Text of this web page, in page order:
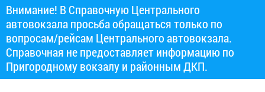
Внимание! В Справочную Центрального
автовокзала просьба обращаться только по
вопросам/рейсам Центрального автовокзала.
Справочная не предоставляет информацию по
Пригородному вокзалу и районным ДКП.